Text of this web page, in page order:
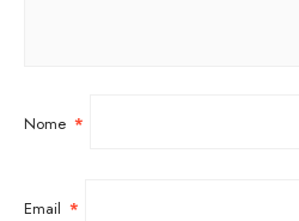
Nome *
Email *